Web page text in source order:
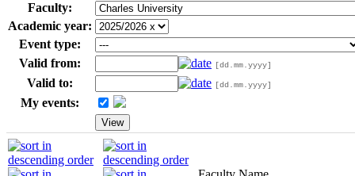
Faculty:
Academic year:
Event type:
Valid from:
[dd.mm.yyyy]
Valid to: [dd.mm.yyyy]
My events: